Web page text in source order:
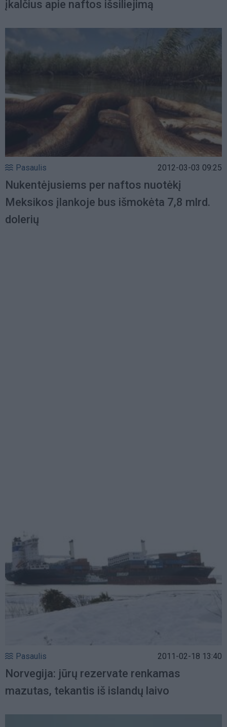
įkalčius apie naftos išsiliejimą
Pasaulis 2012-03-03 09:25
Nukentėjusiems per naftos nuotėkį
Meksikos įlankoje bus išmokėta 7,8 mlrd.
dolerių
Pasaulis 2011-02-18 13:40
Norvegija: jūrų rezervate renkamas
mazutas, tekantis iš islandų laivo